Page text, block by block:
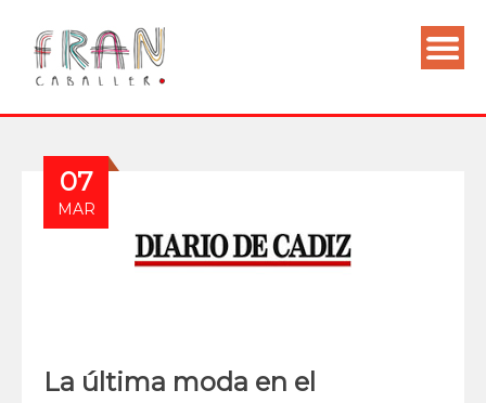
07
MAR
La última moda en el